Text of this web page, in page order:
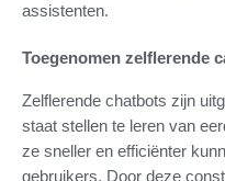
assistenten.
Toegenomen zelflerende
Zelflerende chatbots zijn
staat stellen te leren van
ze sneller en efficiënter
gebruikers. Door deze